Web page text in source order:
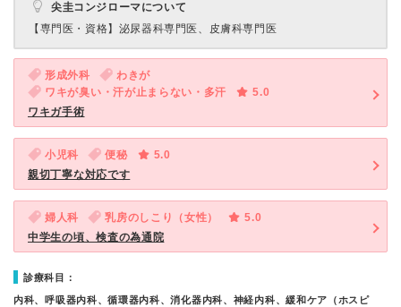
尖圭コンジローマについて
【専門医・資格】 泌尿器科専門医、皮膚科専門医
形成外科
わきが
ワキが臭い・汗が止まらない・多汗
5.0
ワキガ手術
小児科 便秘
5.0
親切丁寧な対応です
婦人科 乳房のしこり（女性）
5.0
中学生の頃、検査の為通院
診療科目：
内科、呼吸器内科、循環器内科、消化器内科、神経内科、緩和ケア（ホスピ